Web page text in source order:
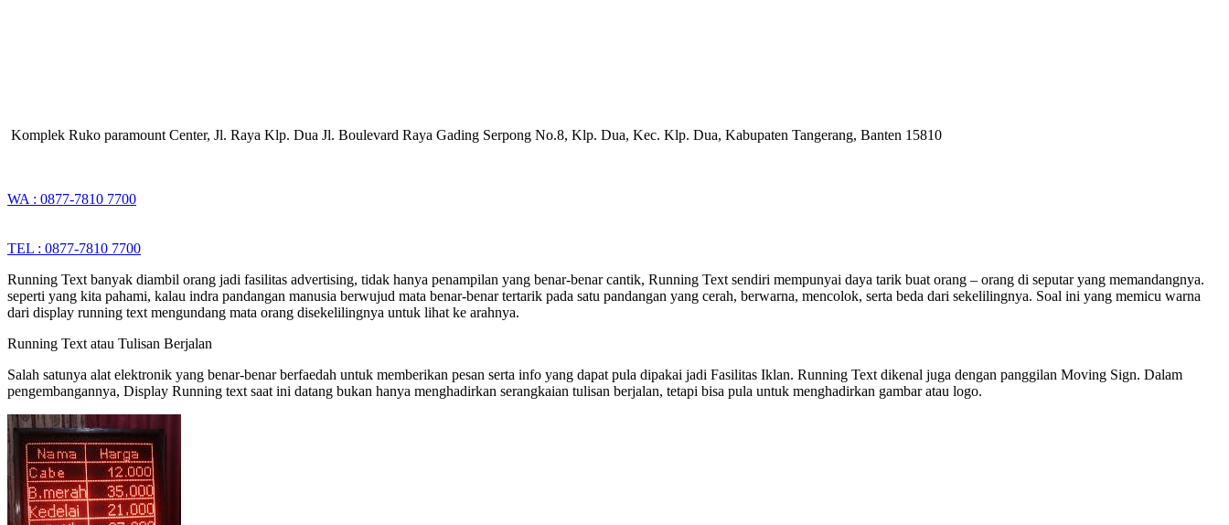
Komplek Ruko paramount Center, Jl. Raya Klp. Dua Jl. Boulevard Raya Gading Serpong No.8, Klp. Dua, Kec. Klp. Dua, Kabupaten Tangerang, Banten 15810
WA : 0877-7810 7700
TEL : 0877-7810 7700
Running Text banyak diambil orang jadi fasilitas advertising, tidak hanya penampilan yang benar-benar cantik, Running Text sendiri mempunyai daya tarik buat orang – orang di seputar yang memandangnya.
seperti yang kita pahami, kalau indra pandangan manusia berwujud mata benar-benar tertarik pada satu pandangan yang cerah, berwarna, mencolok, serta beda dari sekelilingnya. Soal ini yang memicu warna
dari display running text mengundang mata orang disekelilingnya untuk lihat ke arahnya.
Running Text atau Tulisan Berjalan
Salah satunya alat elektronik yang benar-benar berfaedah untuk memberikan pesan serta info yang dapat pula dipakai jadi Fasilitas Iklan. Running Text dikenal juga dengan panggilan Moving Sign. Dalam
pengembangannya, Display Running text saat ini datang bukan hanya menghadirkan serangkaian tulisan berjalan, tetapi bisa pula untuk menghadirkan gambar atau logo.